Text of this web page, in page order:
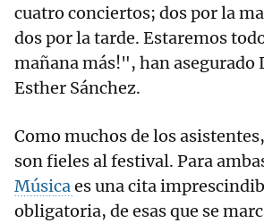
cuatro conciertos; dos por la
dos por la tarde. Estaremos
mañana más!", han asegurado
Esther Sánchez.
Como muchos de los
son fieles al festival. Para
Músicaes una cita
obligatoria, de esas que se